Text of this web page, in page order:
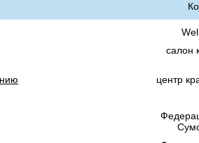
салон
центр